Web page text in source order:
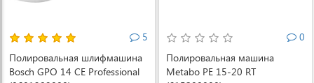
5
Полировальная шлифмашина
Bosch GPO 14 CE Professional
0
Полировальная машина
Metabo PE 15-20 RT